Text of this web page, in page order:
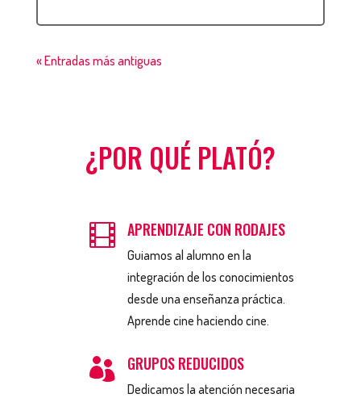
« Entradas más antiguas
¿POR QUÉ PLATÓ?
 APRENDIZAJE CON RODAJES
Guiamos al alumno en la
integración de los conocimientos
desde una enseñanza práctica.
Aprende cine haciendo cine.
 GRUPOS REDUCIDOS
Dedicamos la atención necesaria